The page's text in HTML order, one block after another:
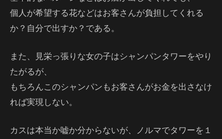
個人が希望する花などはお客さんが負担してくれる
か？自分で出すか？である。
また、見栄っ張りな女の子はシャンパンタワーをやり
たがるが、
もちろんこのシャンパンもお客さんがお金を出さなけ
れば実現しない。
カスは本当か嘘か分からないが、ノルマでタワーを１